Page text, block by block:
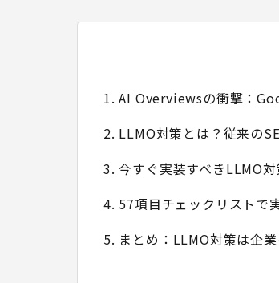
1. AI Overviewsの衝撃：
2. LLMO対策とは？従来の
3. 今すぐ実装すべきLLMO
4. 57項目チェックリストで
5. まとめ：LLMO対策は企